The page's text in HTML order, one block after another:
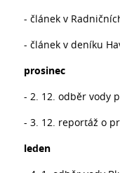
- článek v
- článek v deníku
prosinec
- 2. 12. odběr vody
- 3. 12. reportáž o
leden